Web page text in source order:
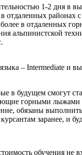
1-2 дня в
отдаленных
в отдаленных
альпинистской
– Intermediate и
будущем смогут
горными
обязаны
заранее, и
обучения